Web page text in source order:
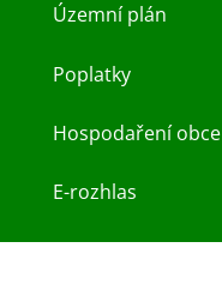
Územní plán
Poplatky
Hospodaření obce
E-rozhlas